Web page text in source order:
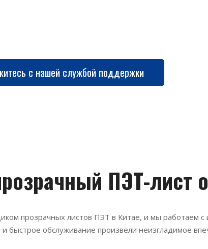
с нашей службой поддержки
ПЭТ-лист
прозрачных листов ПЭТ в Китае, и мы работаем с
обслуживание произвели неизгладимое